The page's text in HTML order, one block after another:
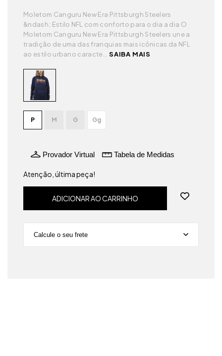
Moletom Canguru New Era Pittsburgh Steelers
&ndash; Estilo NFL com conforto para o dia a dia O
Moletom Canguru New Era Pittsburgh Steelers une a
tradição de uma das franquias mais icônicas da NFL
ao estilo urbano caracte... SAIBA MAIS
P M G Gg
Provador Virtual Tabela de Medidas
Atenção, última peça!
Calcule o seu frete